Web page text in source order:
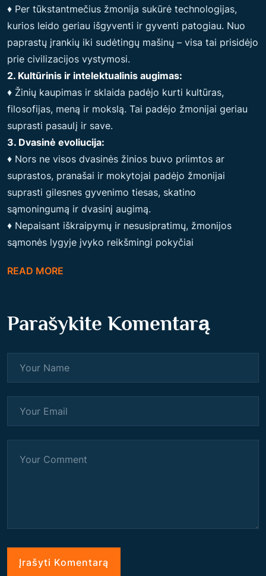
♦ Per tūkstantmečius žmonija sukūrė technologijas,
kurios leido geriau išgyventi ir gyventi patogiau. Nuo
paprastų įrankių iki sudėtingų mašinų – visa tai prisidėjo
prie civilizacijos vystymosi.
2. Kultūrinis ir intelektualinis augimas:
♦ Žinių kaupimas ir sklaida padėjo kurti kultūras,
filosofijas, meną ir mokslą. Tai padėjo žmonijai geriau
suprasti pasaulį ir save.
3. Dvasinė evoliucija:
♦ Nors ne visos dvasinės žinios buvo priimtos ar
suprastos, pranašai ir mokytojai padėjo žmonijai
suprasti gilesnes gyvenimo tiesas, skatino
sąmoningumą ir dvasinį augimą.
♦ Nepaisant iškraipymų ir nesusipratimų, žmonijos
sąmonės lygyje įvyko reikšmingi pokyčiai
READ MORE
Parašykite Komentarą